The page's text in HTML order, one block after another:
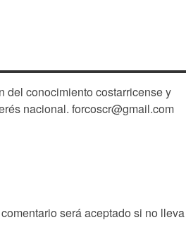
del conocimiento costarricense y
nacional. forcoscr@gmail.com
será aceptado si no lleva